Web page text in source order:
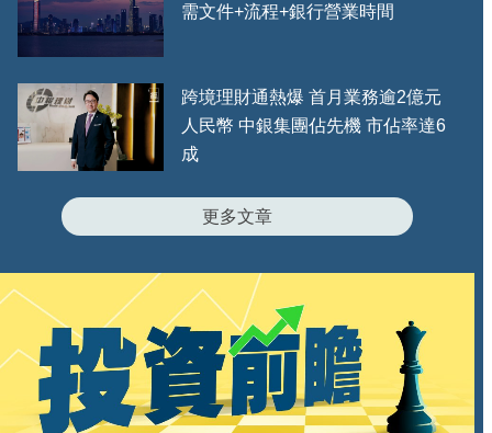
需文件+流程+銀行營業時間
跨境理財通熱爆 首月業務逾2億元
人民幣 中銀集團佔先機 市佔率達6
成
更多文章